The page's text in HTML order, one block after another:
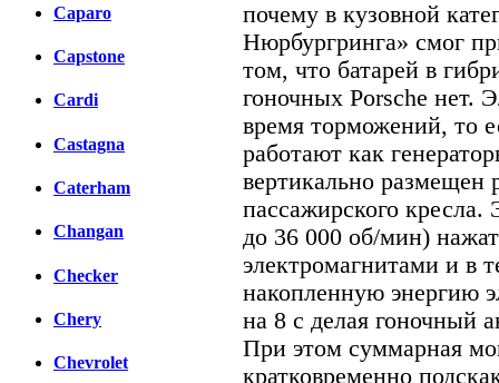
Caparo
Capstone
Cardi
Castagna
Caterham
Changan
Checker
Chery
Chevrolet
почему в кузовной
Нюрбургринга» смог
том, что батарей в
гоночных Porsche нет.
время торможений, то
работают как
вертикально размещен
пассажирского
до 36 000 об/мин)
электромагнитами и в
накопленную энергию
на 8 с делая гоночный
При этом суммарная
кратковременно